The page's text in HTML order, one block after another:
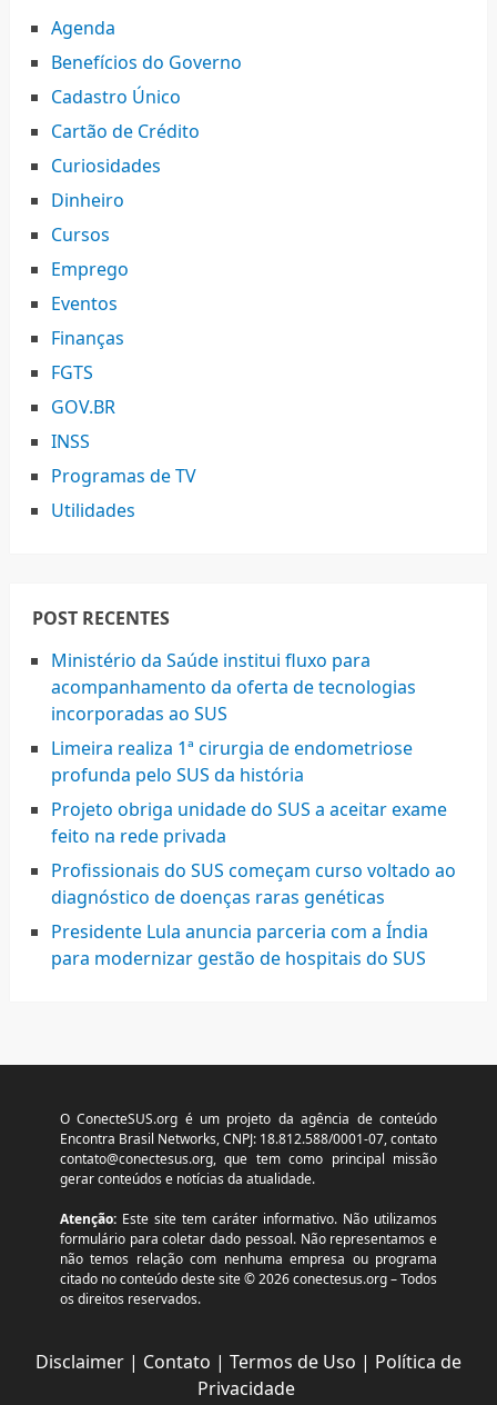
Agenda
Benefícios do Governo
Cadastro Único
Cartão de Crédito
Curiosidades
Dinheiro
Cursos
Emprego
Eventos
Finanças
FGTS
GOV.BR
INSS
Programas de TV
Utilidades
POST RECENTES
Ministério da Saúde institui fluxo para
acompanhamento da oferta de tecnologias
incorporadas ao SUS
Limeira realiza 1ª cirurgia de endometriose
profunda pelo SUS da história
Projeto obriga unidade do SUS a aceitar exame
feito na rede privada
Profissionais do SUS começam curso voltado ao
diagnóstico de doenças raras genéticas
Presidente Lula anuncia parceria com a Índia
para modernizar gestão de hospitais do SUS
O ConecteSUS.org é um projeto da agência de conteúdo
Encontra Brasil Networks, CNPJ: 18.812.588/0001-07, contato
contato@conectesus.org, que tem como principal missão
gerar conteúdos e notícias da atualidade.
Atenção:Este site tem caráter informativo. Não utilizamos
formulário para coletar dado pessoal. Não representamos e
não temos relação com nenhuma empresa ou programa
citado no conteúdo deste site © 2026 conectesus.org – Todos
os direitos reservados.
Disclaimer| Contato | Termos de Uso | Política de
Privacidade